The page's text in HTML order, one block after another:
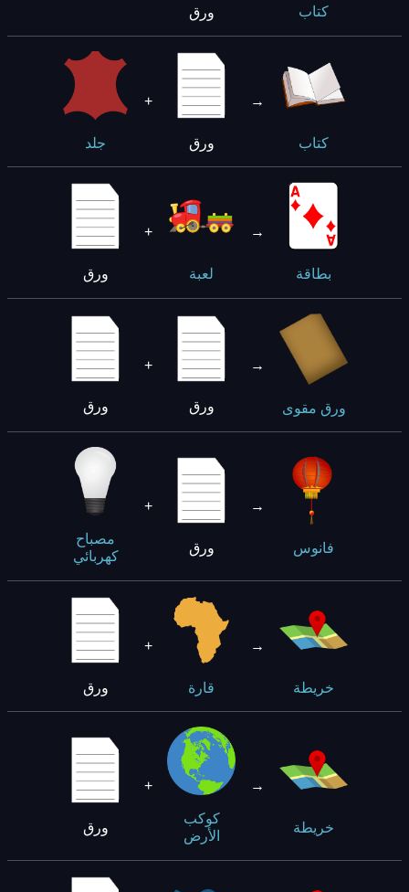
ورق كتاب
جلد
+
ورق
→
كتاب
ورق
+
لعبة
→
بطاقة
ورق
+
ورق
→
ورق مقوى
مصباح
كهربائي
+
ورق
→
فانوس
ورق
+
قارة
→
خريطة
ورق
+
كوكب
الأرض
→
خريطة